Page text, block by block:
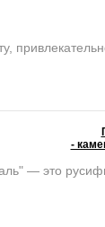
-
— это